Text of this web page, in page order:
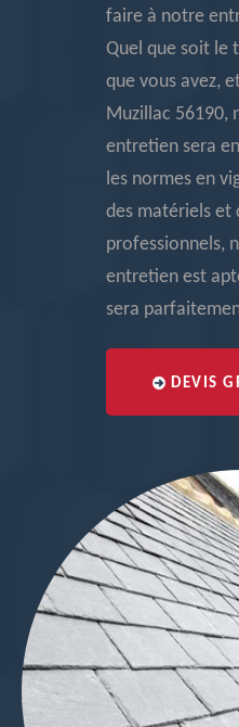
faire à notre
Quel que soit le
que vous avez,
Muzillac 56190,
entretien sera
les normes en
des matériels et
professionnels,
entretien est
sera
DEVIS